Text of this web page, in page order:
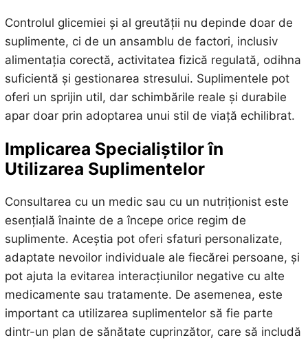
Controlul glicemiei și al greutății nu depinde doar de
suplimente, ci de un ansamblu de factori, inclusiv
alimentația corectă, activitatea fizică regulată, odihna
suficientă și gestionarea stresului. Suplimentele pot
oferi un sprijin util, dar schimbările reale și durabile
apar doar prin adoptarea unui stil de viață echilibrat.
Implicarea Specialiștilor în
Utilizarea Suplimentelor
Consultarea cu un medic sau cu un nutriționist este
esențială înainte de a începe orice regim de
suplimente. Aceștia pot oferi sfaturi personalizate,
adaptate nevoilor individuale ale fiecărei persoane, și
pot ajuta la evitarea interacțiunilor negative cu alte
medicamente sau tratamente. De asemenea, este
important ca utilizarea suplimentelor să fie parte
dintr-un plan de sănătate cuprinzător, care să includă